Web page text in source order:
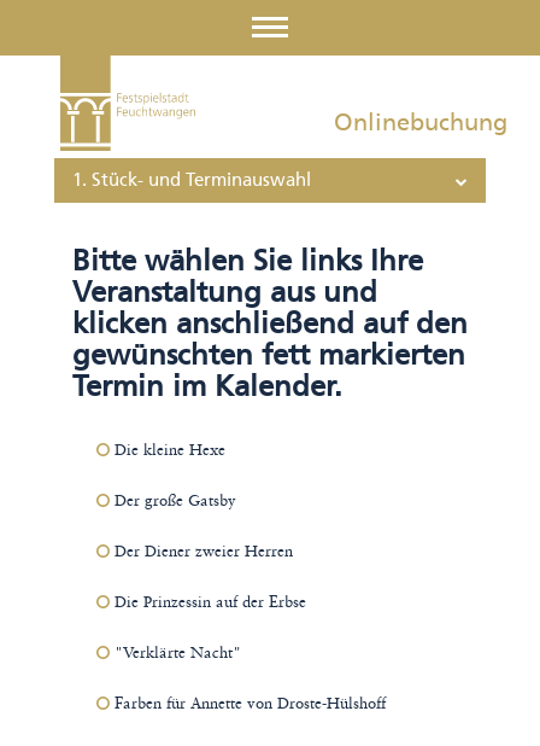
Onlinebuchung
1. Stück- und Terminauswahl
Bitte wählen Sie links Ihre
Veranstaltung aus und
klicken anschließend auf den
gewünschten fett markierten
Termin im Kalender.
Die kleine Hexe
Der große Gatsby
Der Diener zweier Herren
Die Prinzessin auf der Erbse
"Verklärte Nacht"
Farben für Annette von Droste-Hülshoff